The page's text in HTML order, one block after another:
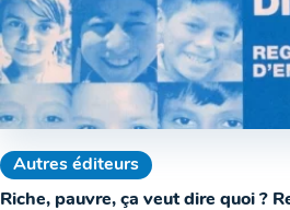
Autres éditeurs
Riche, pauvre, ça veut dire quoi ?